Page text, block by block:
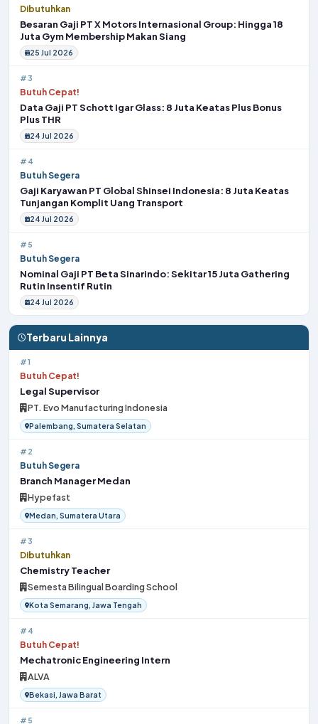
Dibutuhkan
Besaran Gaji PT X Motors Internasional Group: Hingga 18
Juta Gym Membership Makan Siang
25 Jul 2026
#3
Butuh Cepat!
Data Gaji PT Schott Igar Glass: 8 Juta Keatas Plus Bonus
Plus THR
24 Jul 2026
#4
Butuh Segera
Gaji Karyawan PT Global Shinsei Indonesia: 8 Juta Keatas
Tunjangan Komplit Uang Transport
24 Jul 2026
#5
Butuh Segera
Nominal Gaji PT Beta Sinarindo: Sekitar 15 Juta Gathering
Rutin Insentif Rutin
24 Jul 2026
Terbaru Lainnya
#1
Butuh Cepat!
Legal Supervisor
PT. Evo Manufacturing Indonesia
Palembang, Sumatera Selatan
#2
Butuh Segera
Branch Manager Medan
Hypefast
Medan, Sumatera Utara
#3
Dibutuhkan
Chemistry Teacher
Semesta Bilingual Boarding School
Kota Semarang, Jawa Tengah
#4
Butuh Cepat!
Mechatronic Engineering Intern
ALVA
Bekasi, Jawa Barat
#5